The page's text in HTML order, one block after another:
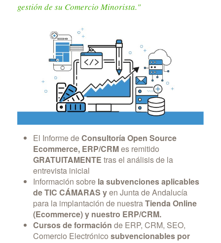
gestión de su Comercio Minorista."
El Informe deConsultoría Open Source
Ecommerce, ERP/CRMes remitido
GRATUITAMENTE tras el análisis de la
entrevista inicial
Información sobre la subvenciones aplicables
de TIC CÁMARAS yen Junta de Andalucía
para la implantación de nuestraTienda Online
(Ecommerce) y nuestro ERP/CRM.
Cursos de formación de ERP, CRM, SEO,
Comercio Electrónico subvencionables por